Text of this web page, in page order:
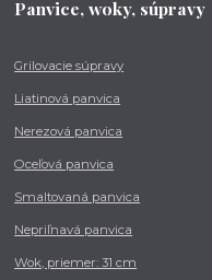
Panvice, woky, súpravy
Grilovacie súpravy
Liatinová panvica
Nerezová panvica
Oceľová panvica
Smaltovaná panvica
Nepriľnavá panvica
Wok, priemer: 31 cm